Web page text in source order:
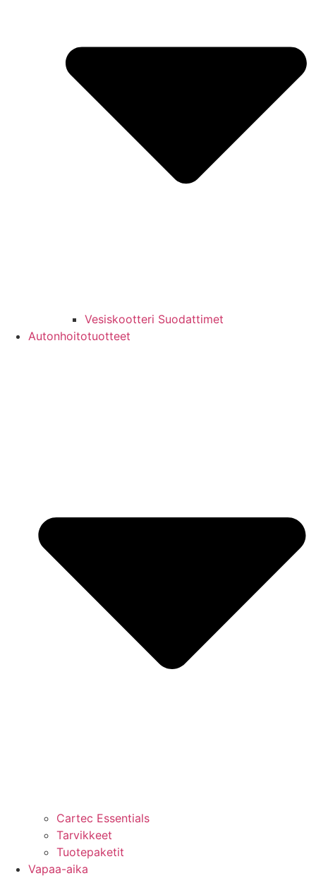
Vesiskootteri Suodattimet
Autonhoitotuotteet
Cartec Essentials
Tarvikkeet
Tuotepaketit
Vapaa-aika